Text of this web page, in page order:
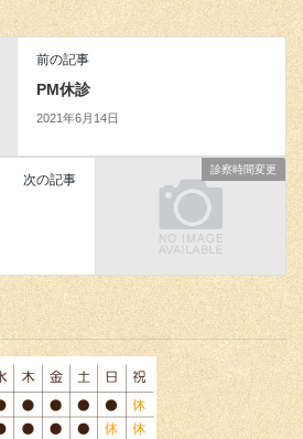
前の記事
PM休診
2021年6月14日
診察時間変更
次の記事